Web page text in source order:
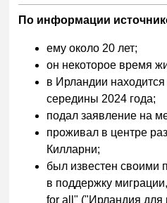
По информации
ему около 20 лет;
он некоторое время
в Ирландии
середины 2024 года;
подал заявление на
проживал в центре
Килларни;
был известен своими
в поддержку
for all" ("Ирландия для